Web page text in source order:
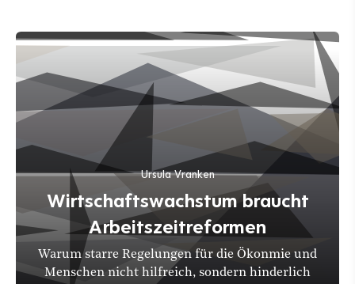
Ursula Vranken
Wirtschaftswachstum braucht
Arbeitszeitreformen
Warum starre Regelungen für die Ökonmie und
Menschen nicht hilfreich, sondern hinderlich